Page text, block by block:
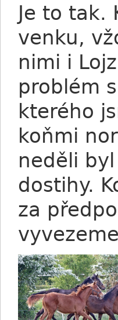
Je to tak.
venku,
nimi i
problém
kterého
koňmi
neděli
dostihy.
za